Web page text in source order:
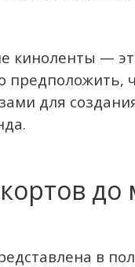
киноленты —
предположить,
для
в